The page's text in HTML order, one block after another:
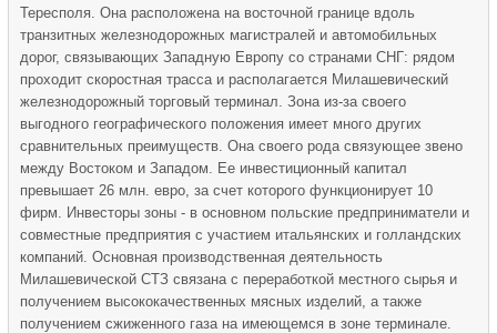
Тересполя. Она расположена на восточной границе вдоль
транзитных железнодорожных магистралей и автомобильных
дорог, связывающих Западную Европу со странами СНГ: рядом
проходит скоростная трасса и располагается Милашевический
железнодорожный торговый терминал. Зона из-за своего
выгодного географического положения имеет много других
сравнительных преимуществ. Она своего рода связующее звено
между Востоком и Западом. Ее инвестиционный капитал
превышает 26 млн. евро, за счет которого функционирует 10
фирм. Инвесторы зоны - в основном польские предприниматели и
совместные предприятия с участием итальянских и голландских
компаний. Основная производственная деятельность
Милашевической СТЗ связана с переработкой местного сырья и
получением высококачественных мясных изделий, а также
получением сжиженного газа на имеющемся в зоне терминале.